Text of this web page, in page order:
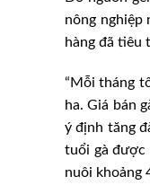
nông nghiệp
hàng đã tiêu
“Mỗi tháng
ha. Giá bán
ý định tăng
tuổi gà được
nuôi khoảng